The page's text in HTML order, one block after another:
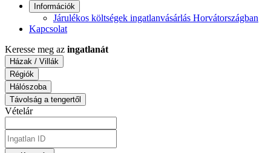
Információk
Járulékos költségek ingatlanvásárlás Horvátországban
Kapcsolat
Keresse meg az ingatlanát
Házak / Villák
Régiók
Hálószoba
Távolság a tengertől
Vételár